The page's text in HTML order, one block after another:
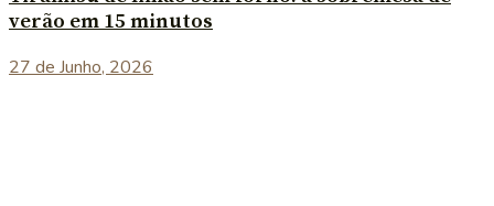
verão em 15 minutos
27 de Junho, 2026